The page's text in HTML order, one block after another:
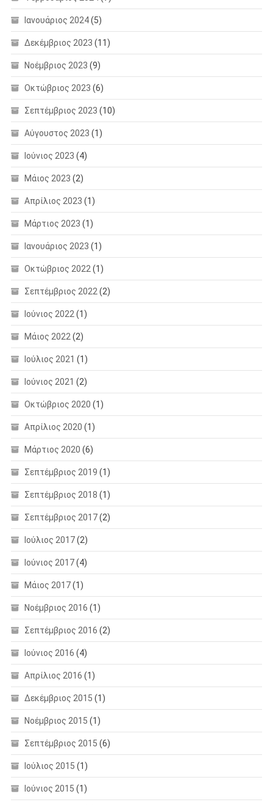
Ιανουάριος 2024(5)
Δεκέμβριος 2023 (11)
Νοέμβριος 2023 (9)
Οκτώβριος 2023 (6)
Σεπτέμβριος 2023 (10)
Αύγουστος 2023 (1)
Ιούνιος 2023 (4)
Μάιος 2023 (2)
Απρίλιος 2023 (1)
Μάρτιος 2023 (1)
Ιανουάριος 2023 (1)
Οκτώβριος 2022 (1)
Σεπτέμβριος 2022 (2)
Ιούνιος 2022 (1)
Μάιος 2022 (2)
Ιούλιος 2021 (1)
Ιούνιος 2021 (2)
Οκτώβριος 2020 (1)
Απρίλιος 2020 (1)
Μάρτιος 2020 (6)
Σεπτέμβριος 2019 (1)
Σεπτέμβριος 2018 (1)
Σεπτέμβριος 2017(2)
Ιούλιος 2017(2)
Ιούνιος 2017(4)
Μάιος 2017(1)
Νοέμβριος 2016 (1)
Σεπτέμβριος 2016 (2)
Ιούνιος 2016 (4)
Απρίλιος 2016 (1)
Δεκέμβριος 2015 (1)
Νοέμβριος 2015 (1)
Σεπτέμβριος 2015 (6)
Ιούλιος 2015 (1)
Ιούνιος 2015 (1)